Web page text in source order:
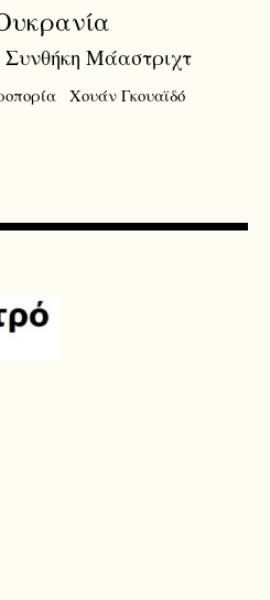
Συνθήκη Μάαστριχτ
Χουάν Γκουαϊδό